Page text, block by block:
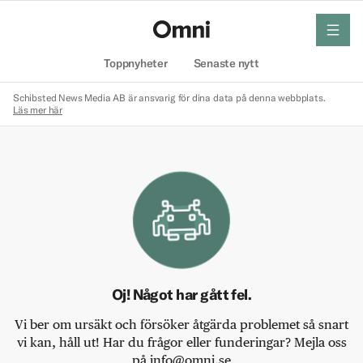
Toppnyheter Senaste nytt
meny
Schibsted News Media AB är ansvarig för dina data på denna webbplats.
Läs mer här
Oj! Något har gått fel.
Vi ber om ursäkt och försöker åtgärda problemet så snart
vi kan, håll ut! Har du frågor eller funderingar? Mejla oss